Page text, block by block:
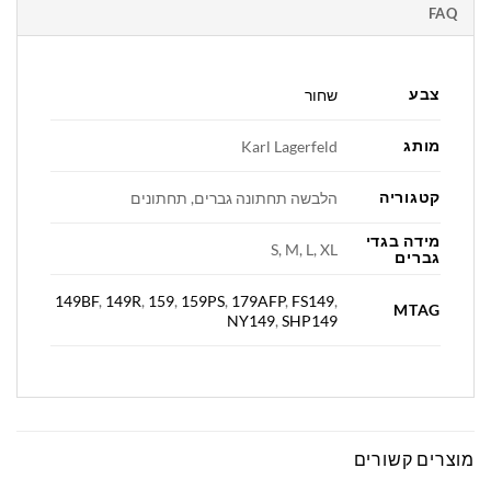
FAQ
צבע שחור
מותג Karl Lagerfeld
קטגוריה הלבשה תחתונה גברים, תחתונים
מידה בגדי
גברים
S, M, L, XL
MTAG
149BF, 149R, 159, 159PS, 179AFP, FS149,
NY149, SHP149
מוצרים קשורים